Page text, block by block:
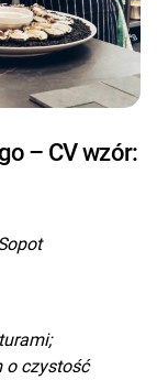
– CV wzór:
o czystość